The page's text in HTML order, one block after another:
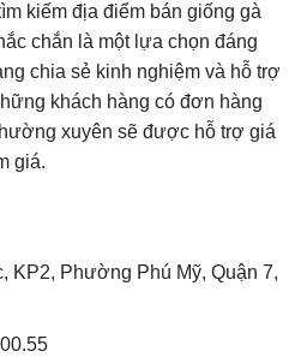
kiếm địa điểm bán giống gà
chắn là một lựa chọn đáng
chia sẻ kinh nghiệm và hỗ trợ
khách hàng có đơn hàng
xuyên sẽ được hỗ trợ giá
giá.
KP2, Phường Phú Mỹ, Quận 7,